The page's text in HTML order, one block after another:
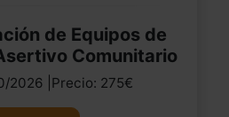
de Equipos de
Comunitario
2026 |Precio: 275€